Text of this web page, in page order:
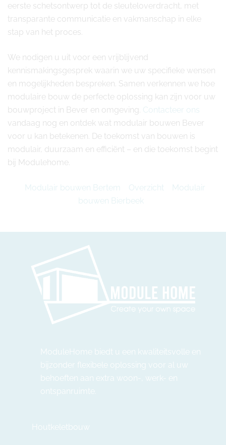
eerste schetsontwerp tot de sleuteloverdracht, met
transparante communicatie en vakmanschap in elke
stap van het proces.
We nodigen u uit voor een vrijblijvend
kennismakingsgesprek waarin we uw specifieke wensen
en mogelijkheden bespreken. Samen verkennen we hoe
modulaire bouw de perfecte oplossing kan zijn voor uw
bouwproject in Bever en omgeving. Contacteer ons
vandaag nog en ontdek wat modulair bouwen Bever
voor u kan betekenen. De toekomst van bouwen is
modulair, duurzaam en efficiënt – en die toekomst begint
bij Modulehome.
Modulair bouwen Bertem Overzicht
Modulair
bouwen Bierbeek
ModuleHome biedt u een kwaliteitsvolle en
bijzonder flexibele oplossing voor al uw
behoeften aan extra woon-, werk- en
ontspanruimte.
Houtkeletbouw